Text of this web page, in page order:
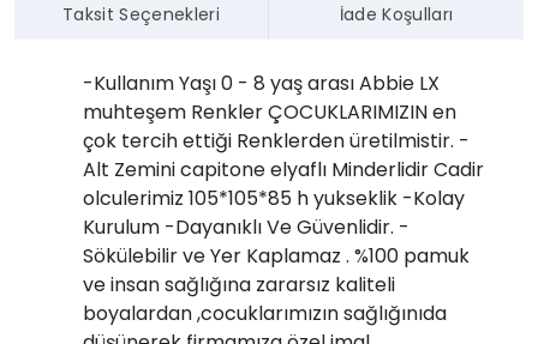
Taksit Seçenekleri İade Koşulları
-Kullanım Yaşı 0 - 8 yaş arası Abbie LX
muhteşem Renkler ÇOCUKLARIMIZIN en
çok tercih ettiği Renklerden üretilmistir. -
Alt Zemini capitone elyaflı Minderlidir Cadir
olculerimiz 105*105*85 h yukseklik -Kolay
Kurulum -Dayanıklı Ve Güvenlidir. -
Sökülebilir ve Yer Kaplamaz . %100 pamuk
ve insan sağlığına zararsız kaliteli
boyalardan ,cocuklarımızın sağlığınıda